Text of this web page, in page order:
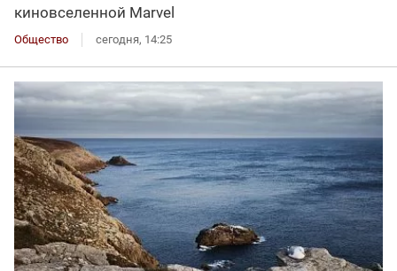
киновселенной Marvel
Общество сегодня, 14:25